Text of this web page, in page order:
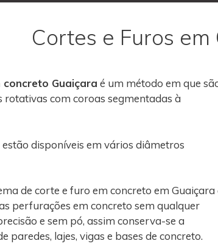
Cortes e Furos
Guaiçara é um método em que
com coroas segmentadas à
disponíveis em vários diâmetros
de corte e furo em concreto em Guaiçara
perfurações em concreto sem qualquer
e sem pó, assim conserva-se a
paredes, lajes, vigas e bases de concreto.